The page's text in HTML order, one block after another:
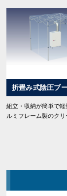
折畳み式陰圧ブ
組立・収納が簡単で
ルミフレーム製のクリ